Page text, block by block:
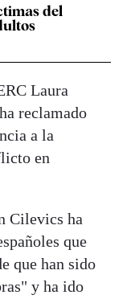
del
Laura
reclamado
a la
en
Cilevics ha
que
que han sido
y ha ido